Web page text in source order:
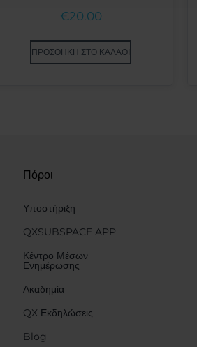
€20.00
ΠΡΟΣΘΉΚΗ ΣΤΟ ΚΑΛΆΘΙ
Πόροι
Υποστήριξη
QXSUBSPACE APP
Κέντρο Μέσων
Ενημέρωσης
Ακαδημία
QX Εκδηλώσεις
Blog